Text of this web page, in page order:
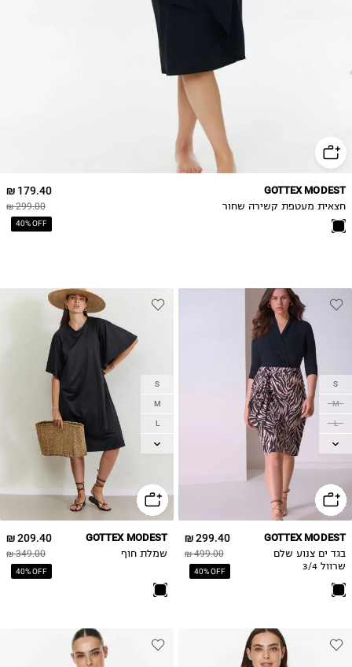
179.40 ₪
299.00 ₪
40% OFF
GOTTEX MODEST
חצאית מעטפת קשירה שחור
S
M
L
XL
299.40 ₪
499.00 ₪
40% OFF
GOTTEX MODEST
בגד ים צנוע שלם
שרוול 3/4
S
M
L
XL
209.40 ₪
349.00 ₪
40% OFF
GOTTEX MODEST
שמלת חוף